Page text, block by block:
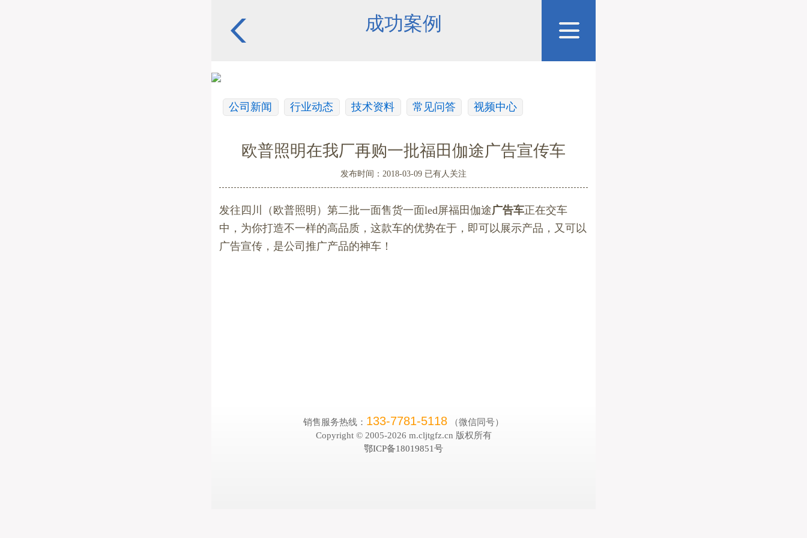
成功案例
公司新闻 行业动态 技术资料 常见问答 视频中心
欧普照明在我厂再购一批福田伽途广告宣传车
发布时间：2018-03-09 已有人关注
发往四川（欧普照明）第二批一面售货一面led屏福田伽途广告车正在交车
中，为你打造不一样的高品质，这款车的优势在于，即可以展示产品，又可以
广告宣传，是公司推广产品的神车！
销售服务热线： 133-7781-5118 （微信同号）
Copyright © 2005-2026 m.cljtgfz.cn 版权所有
鄂ICP备18019851号